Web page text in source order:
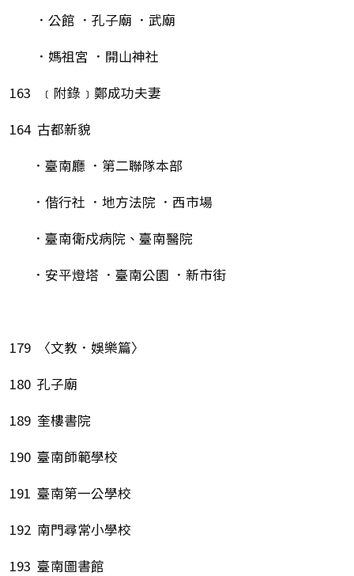
．公館 ．孔子廟 ．武廟
．媽祖宮 ．開山神社
163 ﹝附錄﹞鄭成功夫妻
164 古都新貌
．臺南廳 ．第二聯隊本部
．偕行社 ．地方法院 ．西市場
．臺南衛戍病院、臺南醫院
．安平燈塔 ．臺南公園 ．新市街
179 〈文教．娛樂篇〉
180 孔子廟
189 奎樓書院
190 臺南師範學校
191 臺南第一公學校
192 南門尋常小學校
193 臺南圖書館